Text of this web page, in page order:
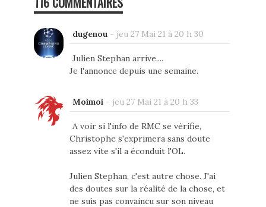
dugenou - jeu 27 Mai 21 à 20 h 30
Julien Stephan arrive....
Je l'annonce depuis une semaine.
Moimoi - jeu 27 Mai 21 à 20 h 33
A voir si l'info de RMC se vérifie,
Christophe s'exprimera sans doute
assez vite s'il a éconduit l'OL.
Julien Stephan, c'est autre chose. J'ai
des doutes sur la réalité de la chose, et
ne suis pas convaincu sur son niveau